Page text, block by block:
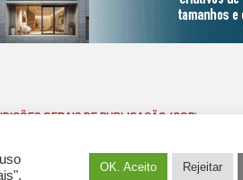
GERAIS DE PUBLICAÇÃO (CGP)
OK. Aceito Rejeitar